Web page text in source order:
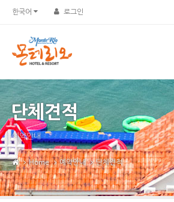
한국어 로그인
단체견적
예약안내
Home 예약안내 단체견적
Sketchbook5, 스케치북5